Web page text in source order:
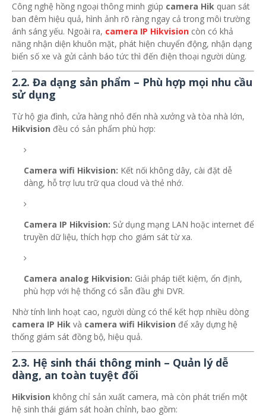
Công nghệ hồng ngoại thông minh giúp camera Hik quan sát
ban đêm hiệu quả, hình ảnh rõ ràng ngay cả trong môi trường
ánh sáng yếu. Ngoài ra, camera IP Hikvision còn có khả
năng nhận diện khuôn mặt, phát hiện chuyển động, nhận dạng
biển số xe và gửi cảnh báo tức thì đến điện thoại người dùng.
2.2. Đa dạng sản phẩm – Phù hợp mọi nhu cầu
sử dụng
Từ hộ gia đình, cửa hàng nhỏ đến nhà xưởng và tòa nhà lớn,
Hikvision đều có sản phẩm phù hợp:
Camera wifi Hikvision: Kết nối không dây, cài đặt dễ
dàng, hỗ trợ lưu trữ qua cloud và thẻ nhớ.
Camera IP Hikvision: Sử dụng mạng LAN hoặc internet để
truyền dữ liệu, thích hợp cho giám sát từ xa.
Camera analog Hikvision: Giải pháp tiết kiệm, ổn định,
phù hợp với hệ thống có sẵn đầu ghi DVR.
Nhờ tính linh hoạt cao, người dùng có thể kết hợp nhiều dòng
camera IP Hik và camera wifi Hikvision để xây dựng hệ
thống giám sát đồng bộ, hiệu quả.
2.3. Hệ sinh thái thông minh – Quản lý dễ
dàng, an toàn tuyệt đối
Hikvision không chỉ sản xuất camera, mà còn phát triển một
hệ sinh thái giám sát hoàn chỉnh, bao gồm: